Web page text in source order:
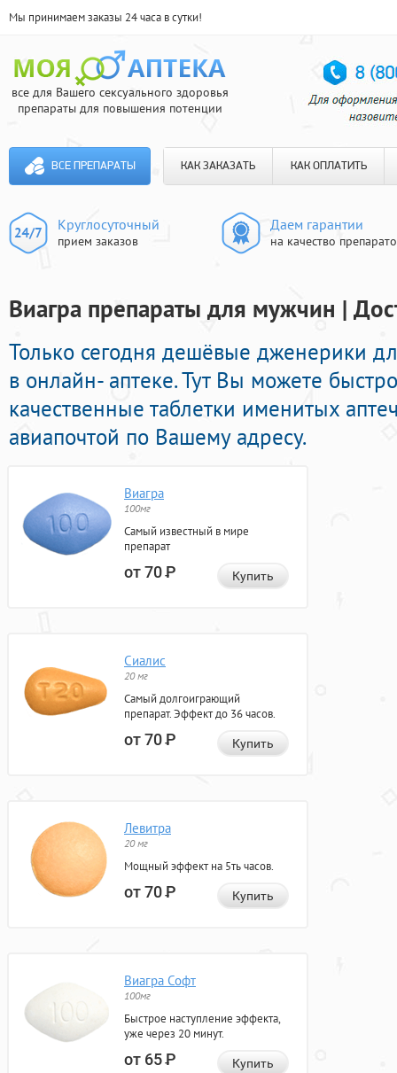
Мы принимаем заказы 24 часа в сутки!
все для Вашего сексуального здоровья
препараты для повышения потенции
ВСЕ ПРЕПАРАТЫ КАК ЗАКАЗАТЬ КАК ОПЛАТИТЬ
Круглосуточный
прием заказов
Даем гарантии
на качество
Виагра препараты для мужчин |
Только сегодня дешёвые дженерики
в онлайн- аптеке. Тут Вы можете
качественные таблетки именитых
авиапочтой по Вашему адресу.
Виагра
100мг
Самый известный в мире
препарат
от 70Р Купить
Сиалис
20 мг
Самый долгоиграющий
препарат. Эффект до 36 часов.
от 70Р Купить
Левитра
20 мг
Мощный эффект на 5ть часов.
от 70Р Купить
Виагра Софт
100мг
Быстрое наступление эффекта,
уже через 20 минут.
от 65Р Купить